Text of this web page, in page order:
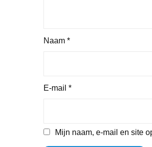
Naam *
E-mail *
Mijn naam, e-mail en site